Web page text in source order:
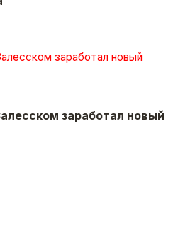
заработал новый